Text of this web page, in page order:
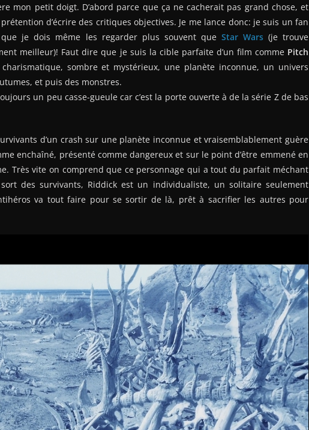
mon petit doigt. D’abord parce que ça ne cacherait pas grand chose, et
d’écrire des critiques objectives. Je me lance donc: je suis un fan
je dois même les regarder plus souvent que Star Wars(je trouve
meilleur)! Faut dire que je suis la cible parfaite d’un film comme Pitch
sombre et mystérieux, une planète inconnue, un univers
et puis des monstres.
un peu casse-gueule car c’est la porte ouverte à de la série Z de bas
d’un crash sur une planète inconnue et vraisemblablement guère
enchaîné, présenté comme dangereux et sur le point d’être emmené en
Très vite on comprend que ce personnage qui a tout du parfait méchant
des survivants, Riddick est un individualiste, un solitaire seulement
va tout faire pour se sortir de là, prêt à sacrifier les autres pour